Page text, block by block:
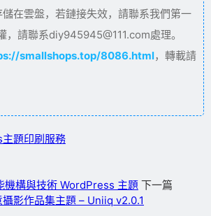
在雲盤，若鏈接失效，請聯系我們第一
，請聯系diy945945@111.com處理。
smallshops.top/8086.html，轉載請
題印刷服務
機構與技術 WordPress 主題 下一篇
影作品集主題 – Uniiq v2.0.1